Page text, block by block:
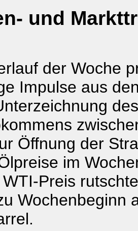
und
der Woche
Impulse aus
des
Öffnung der
im
Preis
Wochenbeginn